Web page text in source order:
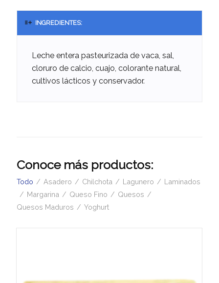
INGREDIENTES:
Leche entera pasteurizada de vaca, sal,
cloruro de calcio, cuajo, colorante natural,
cultivos lácticos y conservador.
Conoce más productos:
Todo / Asadero / Chilchota / Lagunero / Laminados
/ Margarina / Queso Fino / Quesos /
Quesos Maduros / Yoghurt